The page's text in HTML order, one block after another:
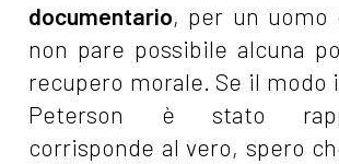
documentario, per un uomo
non pare possibile alcuna
recupero morale. Se il modo
Peterson è stato
corrisponde al vero, spero